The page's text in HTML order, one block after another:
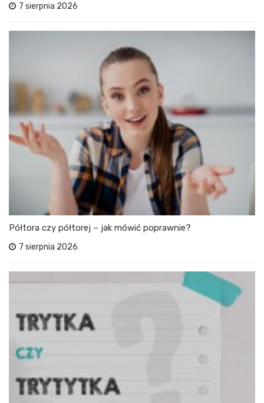
7 sierpnia 2026
Półtora czy półtorej – jak mówić poprawnie?
7 sierpnia 2026